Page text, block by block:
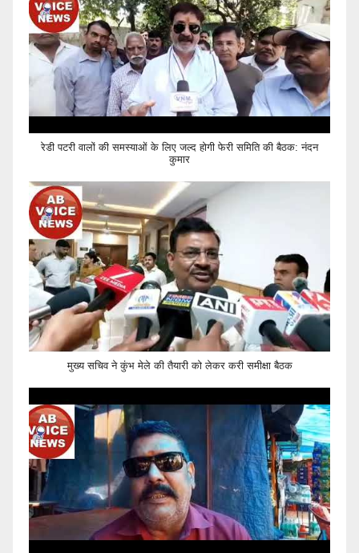
रेडी पटरी वालों की समस्याओं के लिए जल्द होगी फेरी समिति की बैठक: नंदन
कुमार
मुख्य सचिव ने कुंभ मेले की तैयारी को लेकर करी समीक्षा बैठक